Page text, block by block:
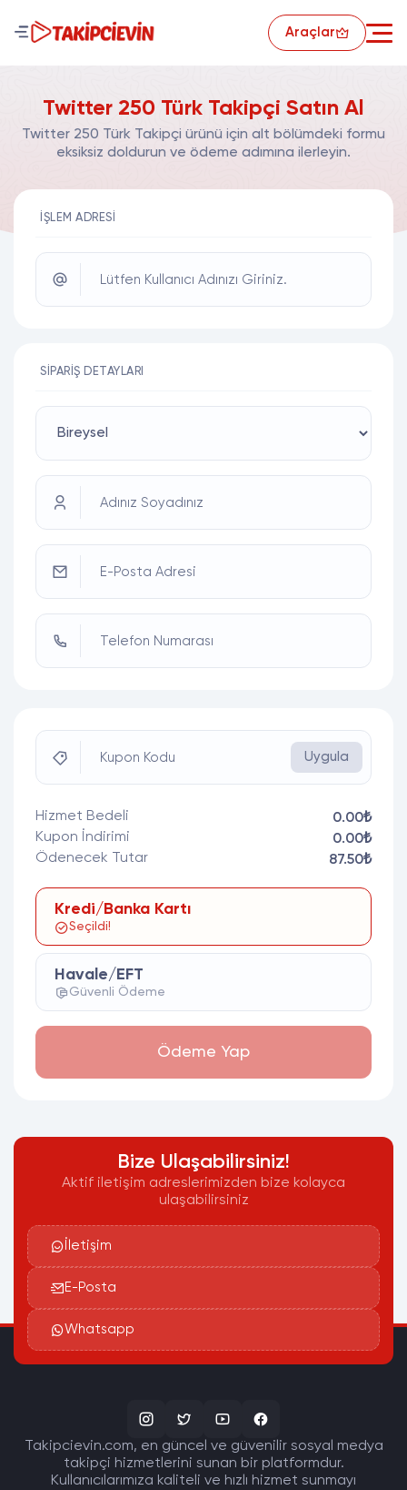
Araçlar
Twitter 250 Türk Takipçi Satın Al
Twitter 250 Türk Takipçi ürünü için alt bölümdeki formu
eksiksiz doldurun ve ödeme adımına ilerleyin.
İŞLEM ADRESI
Lütfen Kullanıcı Adınızı Giriniz.
SIPARIŞ DETAYLARI
Adınız Soyadınız
E-Posta Adresi
Telefon Numarası
Kupon Kodu Uygula
Hizmet Bedeli
0.00₺
Kupon İndirimi
0.00₺
Ödenecek Tutar
87.50₺
Kredi/Banka Kartı
Seçildi!
Havale/EFT
Güvenli Ödeme
Ödeme Yap
Bize Ulaşabilirsiniz!
Aktif iletişim adreslerimizden bize kolayca
ulaşabilirsiniz
İletişim
E-Posta
Whatsapp
Takipcievin.com, en güncel ve güvenilir sosyal medya
takipçi hizmetlerini sunan bir platformdur.
Kullanıcılarımıza kaliteli ve hızlı hizmet sunmayı